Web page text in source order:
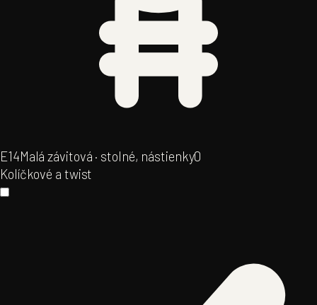
E14Malá závitová · stolné, nástienky0
Kolíčkové a twist